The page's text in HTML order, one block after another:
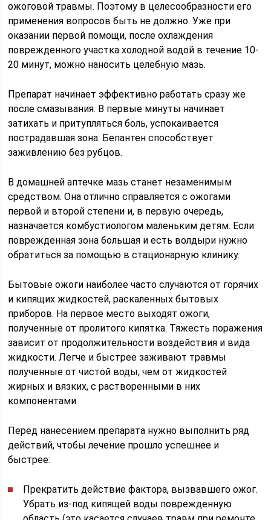
ожоговой травмы. Поэтому в целесообразности его
применения вопросов быть не должно. Уже при
оказании первой помощи, после охлаждения
поврежденного участка холодной водой в течение 10-
20 минут, можно наносить целебную мазь.
Препарат начинает эффективно работать сразу же
после смазывания. В первые минуты начинает
затихать и притупляться боль, успокаивается
пострадавшая зона. Бепантен способствует
заживлению без рубцов.
В домашней аптечке мазь станет незаменимым
средством. Она отлично справляется с ожогами
первой и второй степени и, в первую очередь,
назначается комбустиологом маленьким детям. Если
поврежденная зона большая и есть волдыри нужно
обратиться за помощью в стационарную клинику.
Бытовые ожоги наиболее часто случаются от горячих
и кипящих жидкостей, раскаленных бытовых
приборов. На первое место выходят ожоги,
полученные от пролитого кипятка. Тяжесть поражения
зависит от продолжительности воздействия и вида
жидкости. Легче и быстрее заживают травмы
полученные от чистой воды, чем от жидкостей
жирных и вязких, с растворенными в них
компонентами
Перед нанесением препарата нужно выполнить ряд
действий, чтобы лечение прошло успешнее и
быстрее:
Прекратить действие фактора, вызвавшего ожог.
Убрать из-под кипящей воды поврежденную